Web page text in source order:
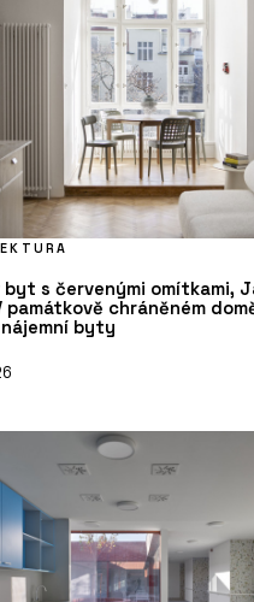
s červenými omítkami,
památkově chráněném
byty